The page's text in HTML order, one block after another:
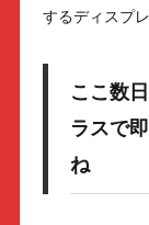
するディスプ
ここ数
ラスで
ね